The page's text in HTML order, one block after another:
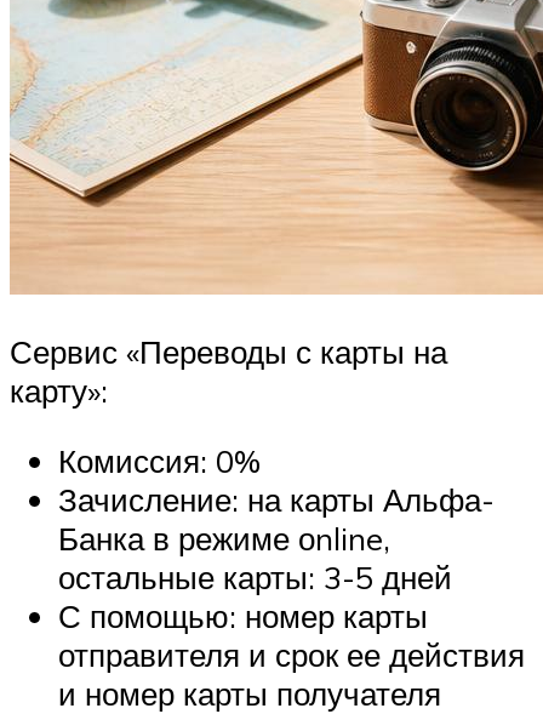
Сервис «Переводы с карты на
карту»:
Комиссия: 0%
Зачисление: на карты Альфа-
Банка в режиме оnline,
остальные карты: 3-5 дней
С помощью: номер карты
отправителя и срок ее действия
и номер карты получателя